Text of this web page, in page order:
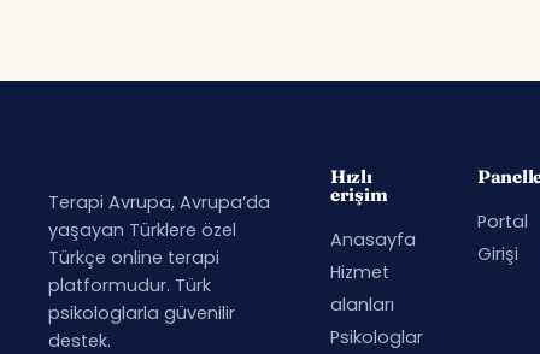
Terapi Avrupa, Avrupa’da
yaşayan Türklere özel
Türkçe online terapi
platformudur. Türk
psikologlarla güvenilir
destek.
Hızlı
erişim
Anasayfa
Hizmet
alanları
Psikologlar
Portal
Girişi